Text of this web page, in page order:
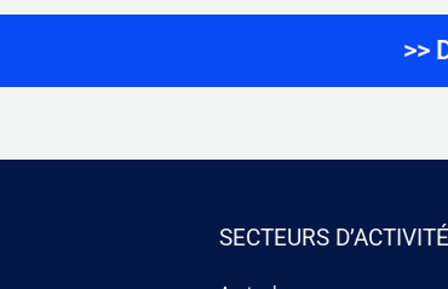
>>
SECTEURS D’ACTIVITÉ